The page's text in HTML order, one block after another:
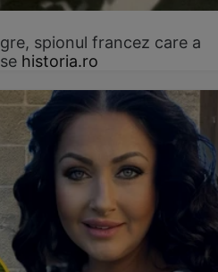
spionul francez care a
historia.ro